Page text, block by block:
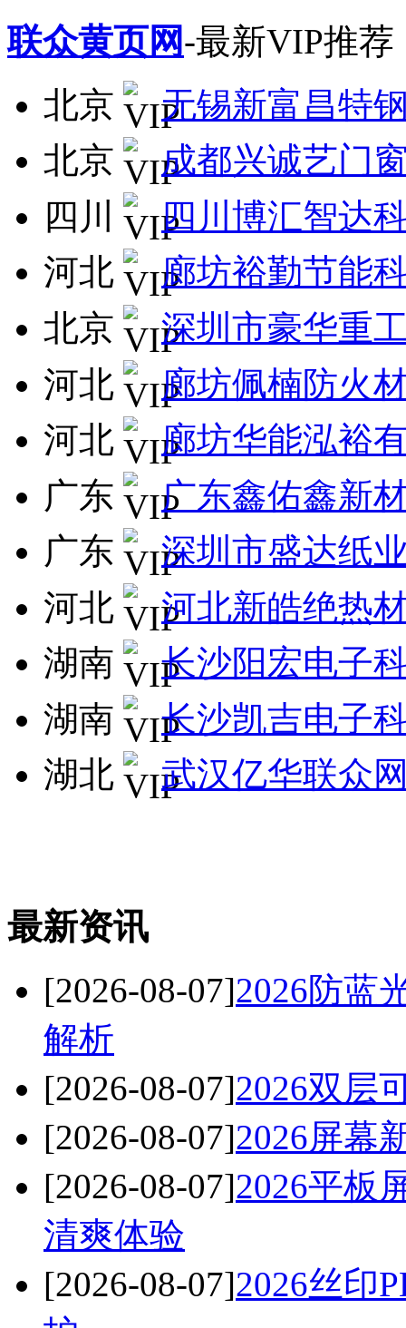
联众黄页网-最新VIP推荐
北京
无锡新富昌特
北京
成都兴诚艺门
四川
四川博汇智达
河北
廊坊裕勤节能
北京
深圳市豪华重
河北
廊坊佩楠防火
河北
廊坊华能泓裕
广东
广东鑫佑鑫新
广东
深圳市盛达纸
河北
河北新皓绝热
湖南
长沙阳宏电子
湖南
长沙凯吉电子
湖北
武汉亿华联众
最新资讯
[2026-08-07]2026防蓝
解析
[2026-08-07]2026双层
[2026-08-07]2026屏幕
[2026-08-07]2026平板
清爽体验
[2026-08-07]2026丝印